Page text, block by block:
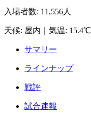
入場者数: 11,556人
天候: 屋内 気温: 15.4℃
サマリー
ラインナップ
戦評
試合速報